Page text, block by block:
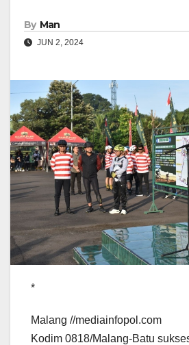
By Man
JUN 2, 2024
*
Malang //mediainfopol.com
Kodim 0818/Malang-Batu